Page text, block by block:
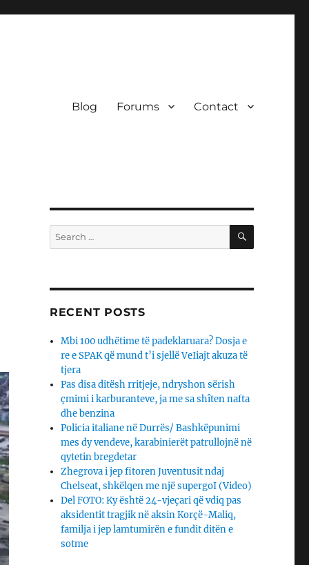
Blog Forums Contact
Search
for:
SEARCH
RECENT POSTS
Mbi 100 udhëtime të padeklaruara? Dosja e
re e SPAK që mund t’i sjellë VeIiajt akuza të
tjera
Pas disa ditësh rritjeje, ndryshon sërish
çmimi i karburanteve, ja me sa shîten nafta
dhe benzina
Policia italiane në Durrës/ Bashkëpunimi
mes dy vendeve, karabinierët patrullojnë në
qytetin bregdetar
Zhegrova i jep fitoren Juventusit ndaj
Chelseat, shkëlqen me një supergoI (Video)
Del FOTO: Ky është 24-vjeçari që vdiq pas
aksidentit tragjik në aksin Korçë-Maliq,
familja i jep lamtumirën e fundit ditën e
sotme